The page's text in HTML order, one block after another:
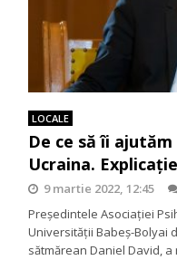
LOCALE
De ce să îi
Ucraina.
9 martie 2022, 12:45
Preşedintele Asociaţiei
Universităţii Babeş-Bolyai
sătmărean Daniel David,